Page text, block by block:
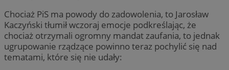
Chociaż PiS ma powody do zadowolenia, to Jarosław
Kaczyński tłumił wczoraj emocje podkreślając, że
chociaż otrzymali ogromny mandat zaufania, to jednak
ugrupowanie rządzące powinno teraz pochylić się nad
tematami, które się nie udały: